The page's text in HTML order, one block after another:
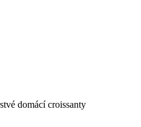
domácí croissanty